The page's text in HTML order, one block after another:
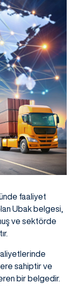
faaliyet
Ubak belgesi,
ve sektörde
sahiptir ve
bir belgedir.